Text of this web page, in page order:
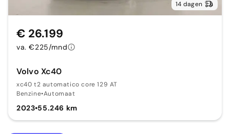
14 dagen
Volvo Xc40
xc40 t2 automatico core 129 AT
Benzine•Automaat
2023•55.246 km
€ 26.199
va. €225/mnd